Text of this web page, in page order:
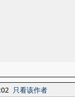
只看该作者